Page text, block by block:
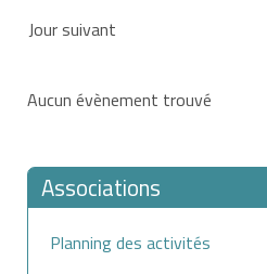
Jour suivant
Aucun évènement trouvé
Associations
Planning des activités